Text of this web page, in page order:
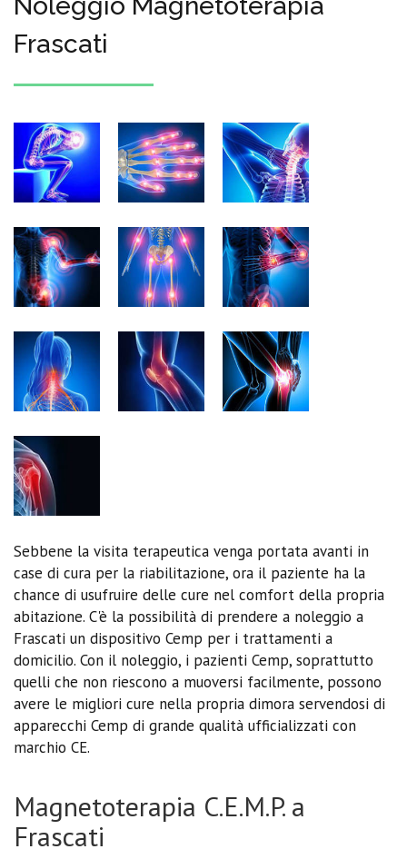
Frascati
Sebbene la visita terapeutica venga portata avanti in
case di cura per la riabilitazione, ora il paziente ha la
chance di usufruire delle cure nel comfort della propria
abitazione. C'è la possibilità di prendere a noleggio a
Frascati un dispositivo Cemp per i trattamenti a
domicilio. Con il noleggio, i pazienti Cemp, soprattutto
quelli che non riescono a muoversi facilmente, possono
avere le migliori cure nella propria dimora servendosi di
apparecchi Cemp di grande qualità ufficializzati con
marchio CE.
Magnetoterapia C.E.M.P. a
Frascati